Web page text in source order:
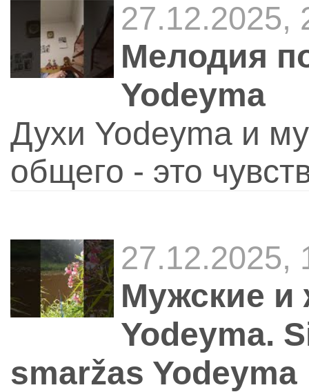
27.12.2025,
Мелодия
Yodeyma
Духи Yodeyma и
общего - это
27.12.2025,
Мужские и
Yodeyma.
smaržas Yodeyma